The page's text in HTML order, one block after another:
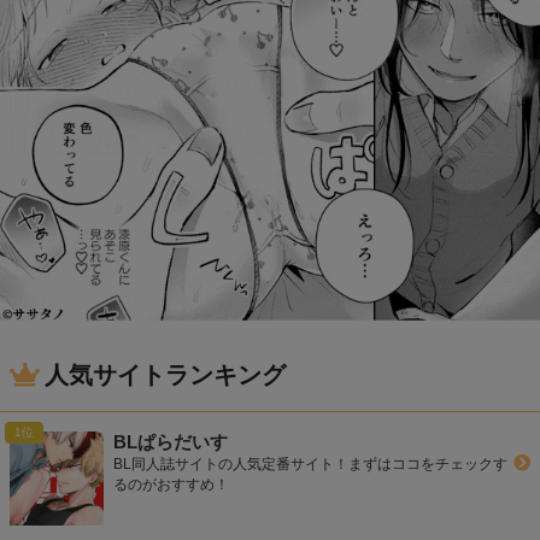
人気サイトランキング
BLぱらだいす
BL同人誌サイトの人気定番サイト！まずはココをチェックす
るのがおすすめ！